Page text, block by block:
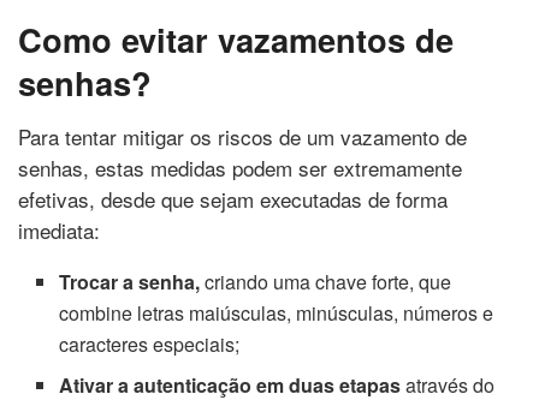
Como evitar vazamentos de
senhas?
Para tentar mitigar os riscos de um vazamento de
senhas, estas medidas podem ser extremamente
efetivas, desde que sejam executadas de forma
imediata:
Trocar a senha,criando uma chave forte, que
combine letras maiúsculas, minúsculas, números e
caracteres especiais;
Ativar a autenticação em duas etapasatravés do